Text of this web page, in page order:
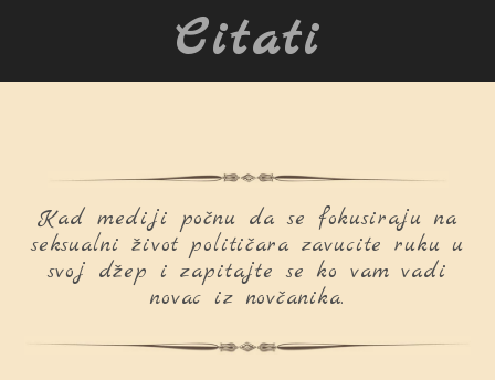
Citati
Kad mediji počnu da se fokusiraju na
seksualni život političara zavucite ruku u
svoj džep i zapitajte se ko vam vadi
novac iz novčanika.